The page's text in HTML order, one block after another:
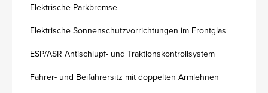
Elektrische Parkbremse
Elektrische Sonnenschutzvorrichtungen im Frontglas
ESP/ASR Antischlupf- und Traktionskontrollsystem
Fahrer- und Beifahrersitz mit doppelten Armlehnen